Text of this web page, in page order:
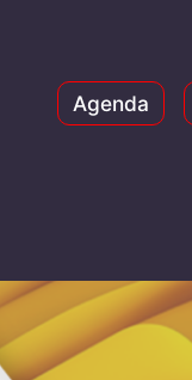
Agenda